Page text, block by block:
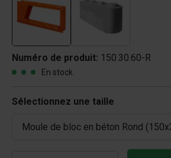
Numéro de produit: 150.30.60-R
En stock
Sélectionnez une taille